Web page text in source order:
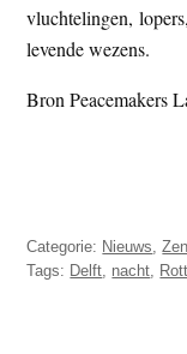
vluchtelingen,
levende wezens.
Bron Peacemakers
Categorie: Nieuws ,Zen
Tags: Delft nacht